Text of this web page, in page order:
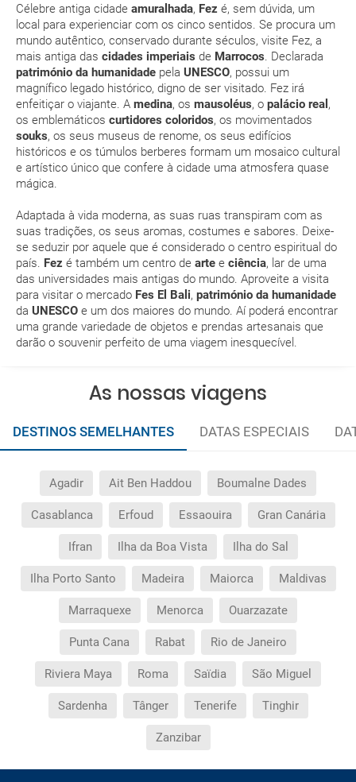
Célebre antiga cidade amuralhada, Fez é, sem dúvida, um
local para experienciar com os cinco sentidos. Se procura um
mundo autêntico, conservado durante séculos, visite Fez, a
mais antiga das cidades imperiais de Marrocos . Declarada
património da humanidade pela UNESCO, possui um
magnífico legado histórico, digno de ser visitado. Fez irá
enfeitiçar o viajante. A medina, os mausoléus, o palácio real ,
os emblemáticos curtidores coloridos, os movimentados
souks, os seus museus de renome, os seus edifícios
históricos e os túmulos berberes formam um mosaico cultural
e artístico único que confere à cidade uma atmosfera quase
mágica.
Adaptada à vida moderna, as suas ruas transpiram com as
suas tradições, os seus aromas, costumes e sabores. Deixe-
se seduzir por aquele que é considerado o centro espiritual do
país. Fez é também um centro de arte e ciência, lar de uma
das universidades mais antigas do mundo. Aproveite a visita
para visitar o mercado Fes El Bali, património da humanidade
da UNESCO e um dos maiores do mundo. Aí poderá encontrar
uma grande variedade de objetos e prendas artesanais que
darão o souvenir perfeito de uma viagem inesquecível.
férias
Posso cancelar ou modificar a reserva da viagem?
Que custos podem ser originados por um
cancelamento ou modificação da viagem?
Que validade deve ter o meu passaporte para viajar
para...?
Com quanta antecedência tenho de estar no
aeroporto?
Como posso reservar uma viagem de pacote de
férias no site?
Ao efectuar a reserva um dos serviços ficou
Como sei se há lugares disponíveis na viagem que
Se tenho os transfers incluídos, onde me devo
A minha reserva inclui algum seguro de viagem?
Quais as condições gerais nas reservas das
Quais as taxas de entrada e saída do país se viajo
Que devo fazer se o transfer contratado do
aeroporto para o hotel, ou vice-versa, não aparece?
As nossas viagens
DESTINOS SEMELHANTES DATAS ESPECIAIS
Agadir Ait Ben Haddou Boumalne Dades
Casablanca Erfoud Essaouira Gran Canária
Ifran Ilha da Boa Vista Ilha do Sal
Ilha Porto Santo Madeira Maiorca Maldivas
Marraquexe Menorca Ouarzazate
Punta Cana Rabat Rio de Janeiro
Riviera Maya Roma Saïdia São Miguel
Sardenha Tânger Tenerife Tinghir
Zanzibar